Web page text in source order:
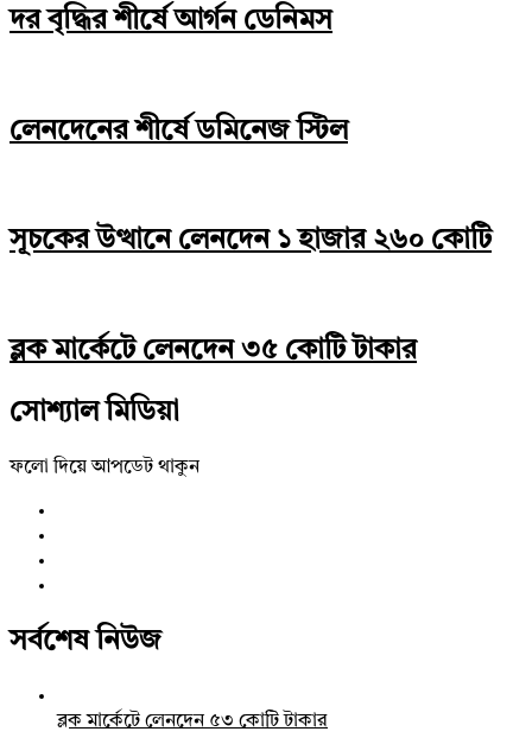
দর বৃদ্ধির শীর্ষে আর্গন ডেনিমস
লেনদেনের শীর্ষে ডমিনেজ স্টিল
সূচকের উত্থানে লেনদেন ১ হাজার ২৬০ কোটি
ব্লক মার্কেটে লেনদেন ৩৫ কোটি টাকার
সোশ্যাল মিডিয়া
ফলো দিয়ে আপডেট থাকুন
সর্বশেষ নিউজ
ব্লক মার্কেটে লেনদেন ৫৩ কোটি টাকার